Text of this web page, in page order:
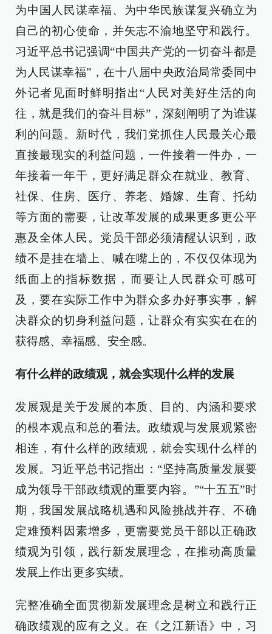
为中国人民谋幸福、为中华民族谋复兴确立为
自己的初心使命，并矢志不渝地坚守和践行。
习近平总书记强调“中国共产党的一切奋斗都是
为人民谋幸福”，在十八届中央政治局常委同中
外记者见面时鲜明指出“人民对美好生活的向
往，就是我们的奋斗目标”，深刻阐明了为谁谋
利的问题。新时代，我们党抓住人民最关心最
直接最现实的利益问题，一件接着一件办，一
年接着一年干，更好满足群众在就业、教育、
社保、住房、医疗、养老、婚嫁、生育、托幼
等方面的需要，让改革发展的成果更多更公平
惠及全体人民。党员干部必须清醒认识到，政
绩不是挂在墙上、喊在嘴上的，不仅仅体现为
纸面上的指标数据，而要让人民群众可感可
及，要在实际工作中为群众多办好事实事，解
决群众的切身利益问题，让群众有实实在在的
获得感、幸福感、安全感。
有什么样的政绩观，就会实现什么样的发展
发展观是关于发展的本质、目的、内涵和要求
的根本观点和总的看法。政绩观与发展观紧密
相连，有什么样的政绩观，就会实现什么样的
发展。习近平总书记指出：“坚持高质量发展要
成为领导干部政绩观的重要内容。”“十五五”时
期，我国发展战略机遇和风险挑战并存、不确
定难预料因素增多，更需要党员干部以正确政
绩观为引领，践行新发展理念，在推动高质量
发展上作出更多实绩。
完整准确全面贯彻新发展理念是树立和践行正
确政绩观的应有之义。在《之江新语》中，习